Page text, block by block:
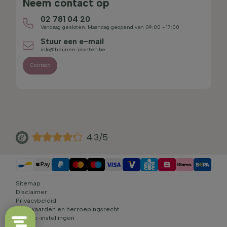
Neem contact op
02 781 04 20
Vandaag gesloten. Maandag geopend van 09:00 - 17:00
Stuur een e-mail
info@heijnen-planten.be
Contact
4.3/5
Sitemap
Disclaimer
Privacybeleid
Voorwaarden en herroepingsrecht
Cookie-instellingen